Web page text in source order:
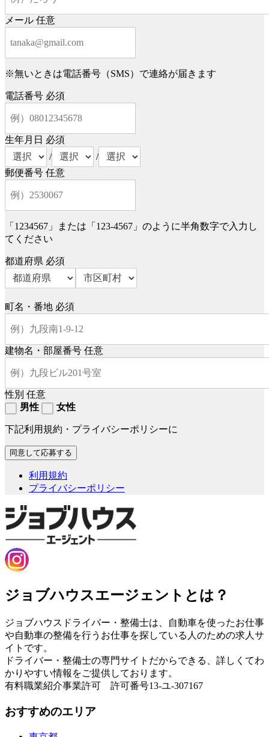
メール 任意
※無いときは電話番号（SMS）で連絡が届きます
電話番号 必須
生年月日 必須
/
/
郵便番号 任意
「1234567」または「123-4567」のように半角数字で入力し
てください
都道府県 必須
町名・番地 必須
建物名・部屋番号 任意
性別 任意
男性
女性
下記利用規約・プライバシーポリシーに
利用規約
プライバシーポリシー
ジョブハウスエージェントとは？
ジョブハウスドライバー・整備士は、自動車を使ったお仕事
や自動車の整備を行うお仕事を探している人のための求人サ
イトです。
ドライバー・整備士の専門サイトだからできる、詳しくてわ
かりやすい情報をご提供しております。
有料職業紹介事業許可 許可番号13-ユ-307167
おすすめのエリア